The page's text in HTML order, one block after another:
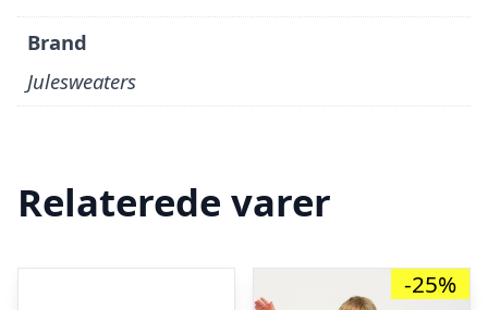
Brand
Julesweaters
Relaterede varer
-25%